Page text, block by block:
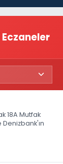
18A Mutfak